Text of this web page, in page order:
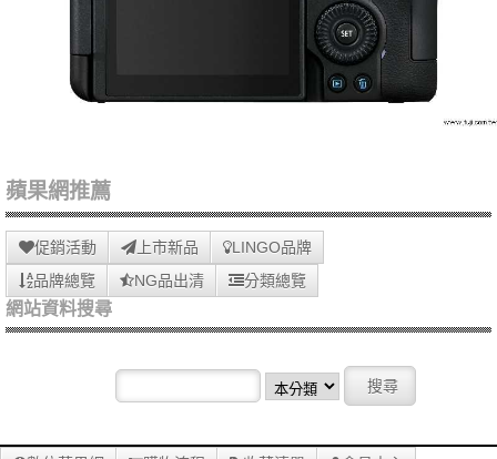
蘋果網推薦
促銷活動 上市新品
LINGO品牌
品牌總覽
NG品出清 分類總覽
網站資料搜尋